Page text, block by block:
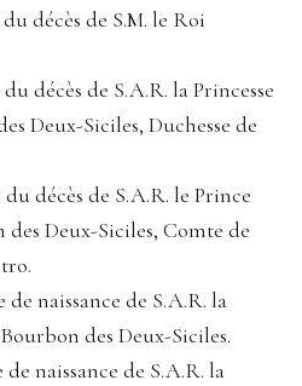
décès de S.M. le Roi
décès de S.A.R. la Princesse
Deux-Siciles, Duchesse de
décès de S.A.R. le Prince
Deux-Siciles, Comte de
naissance de S.A.R. la
des Deux-Siciles.
naissance de S.A.R. la